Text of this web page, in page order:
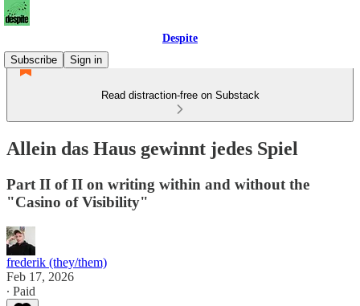
Despite
Subscribe
Sign in
Read distraction-free on Substack
Allein das Haus gewinnt jedes Spiel
Part II of II on writing within and without the
"Casino of Visibility"
frederik (they/them)
Feb 17, 2026
∙ Paid